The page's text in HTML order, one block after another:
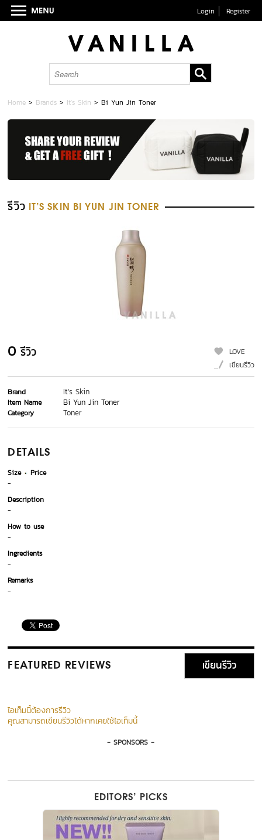
Login Register
Home > Brands > It's Skin >Bi Yun Jin Toner
รีวิว IT'S SKIN BI YUN JIN TONER
0 รีวิว
LOVE
เขียนรีวิว
Brand It's Skin
Item Name Bi Yun Jin Toner
Category Toner
DETAILS
Size
Price
-
Description
-
How to use
-
Ingredients
-
Remarks
-
FEATURED REVIEWS เขียนรีวิว
ไอเท็มนี้ต้องการรีวิว
คุณสามารถเขียนรีวิวได้หากเคยใช้ไอเท็มนี้
- SPONSORS -
EDITORS’ PICKS